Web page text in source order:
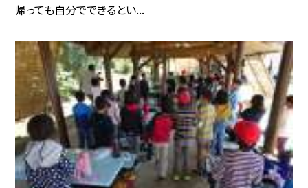
帰っても自分でできるとい...